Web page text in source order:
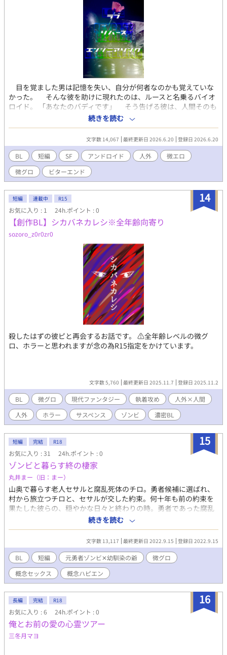
目を覚ました男は記憶を失い、自分が何者なのかも覚えていな
かった。 そんな彼を助けに現れたのは、ルースと名乗るバイオ
ロイド。 「あなたのバディです」 そう告げる彼は、人間そのも
のの姿をしていながら、人間らしく振る舞うことを禁じられてい
た。それは、過去の自分が下した命令だと言う。 なぜ、そんな
ことを指示したのか。なぜ彼を前にすると、こんなにも胸の内が
ざわつくのか……？ 『哲学的ゾンビはエイリアンの夢を見るか』
そんなキャッチコピーのもとに産み出された、人工知能搭載のア
ンドロイドと人間のアレやらコレやら。 エロは手で……するだけ
です。グロも念の為の表記。 作者はハピエンの無い国からやって
来た人なのでご注意を。 pixiv、ムーンライトにも並行掲載。
続きを読む
文字数 14,067 最終更新日 2026.6.20 登録日 2026.6.20
BL 短編 SF アンドロイド 人外
微エロ
微グロ
ビターエンド
14
短編 連載中 R15
お気に入り : 1 24h.ポイント : 0
【創作BL】シカバネカレシ※全年齢向寄り
sozoro_z0r0zr0
殺したはずの彼ピと再会するお話です。 ⚠全年齢レベルの微グ
ロ、ホラーと思われますが念の為R15指定をかけています。
文字数 5,760 最終更新日 2025.11.7 登録日 2025.11.2
BL 微グロ 現代ファンタジー 執着攻め
人外×人間
人外
ホラー サスペンス ゾンビ 濃密BL
15
短編 完結 R18
お気に入り : 31 24h.ポイント : 0
ゾンビと暮らす終の棲家
丸井まー（旧：まー）
山奥で暮らす老人セサルと腐乱死体のチロ。勇者候補に選ばれ、
村から旅立つチロと、セサルが交した約束。何十年も前の約束を
果たした彼らの、穏やかな日々と終わりの時。勇者であった腐乱
死体と勇者をずっと待っていた老翁のお話。 ※椿朝子様主催の
「いつかの約束アンソロジー」に寄稿させていただいた作品で
す。 ※微グロ注意です。多分概念ハピエンになるかと思います。
※ムーンライトノベルズさんでも公開しております。
続きを読む
文字数 13,117 最終更新日 2022.9.15 登録日 2022.9.15
BL 短編 元勇者ゾンビ✕幼馴染の爺
微グロ
概念セックス
概念ハピエン
16
長編 完結 R18
お気に入り : 6 24h.ポイント : 0
俺とお前の愛の心霊ツアー
三冬月マヨ